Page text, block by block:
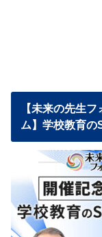
【未来の先生
ム】学校教育の